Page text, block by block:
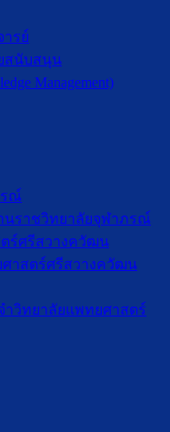
รย์
สนับสนุน
Management)
รณ์
นราชวิทยาลัยจุฬาภรณ์
ร์ศรีสวางควัฒน
าสตร์ศรีสวางควัฒน
วิทยาลัยแพทยศาสตร์